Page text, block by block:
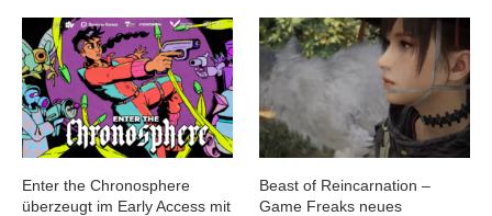
Enter the Chronosphere
überzeugt im Early Access mit
Beast of Reincarnation –
Game Freaks neues